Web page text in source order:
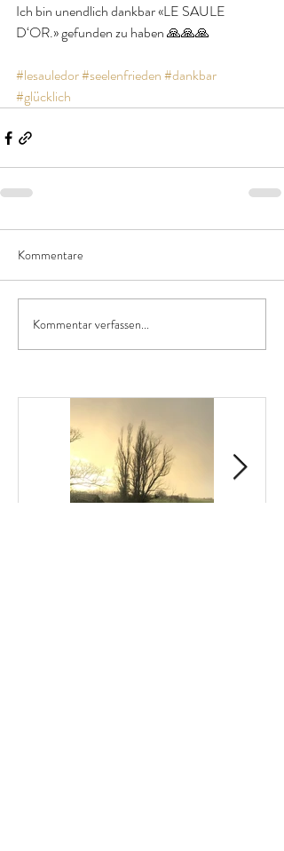
Ich bin unendlich dankbar «LE SAULE
D‘OR.» gefunden zu haben 🙏🙏🙏
#lesauledor#seelenfrieden#dankbar
#glücklich
Kommentare
Kommentar verfassen...